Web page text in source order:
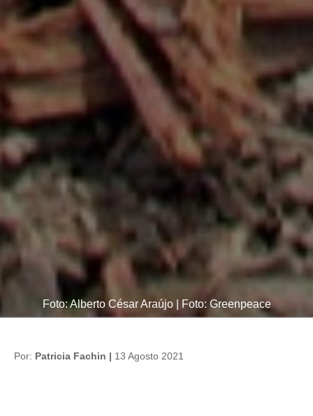
Foto: Alberto César Araújo | Foto: Greenpeace
Por: Patricia Fachin | 13 Agosto 2021